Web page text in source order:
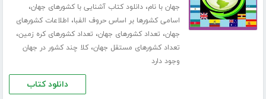
جهان با نام،دانلود کتاب آشنایی با کشورهای جهان،
اسامی کشورها بر اساس حروف الفبا، اطلاعات کشورهای
جهان، تعداد کشورهای جهان، تعداد کشورهای کره زمین،
تعداد کشورهای مستقل جهان،کلا چند کشور در جهان
وجود دارد
دانلود کتاب